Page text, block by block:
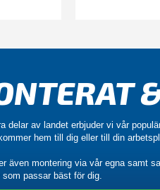
delar av landet erbjuder vi vår
hem till dig eller till din
även montering via vår egna samt
passar bäst för dig.